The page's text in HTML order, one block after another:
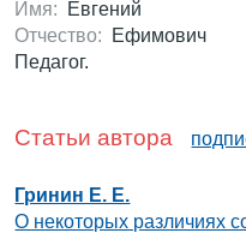
Имя: Евгений
Отчество: Ефимович
Педагог.
Статьи автора
Гринин Е. Е.
О некоторых различиях